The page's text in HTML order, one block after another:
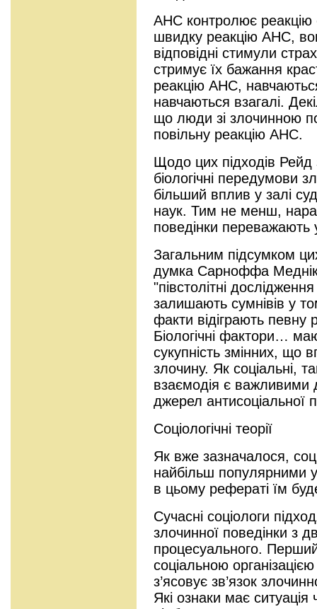
АНС контролює реакцію
швидку реакцію АНС,
відповідні стимули
стримує їх бажання
реакцію АНС,
навчаються взагалі.
що люди зі злочинною
повільну реакцію АНС.
Щодо цих підходів
біологічні передумови
більший вплив у залі
наук. Тим не менш,
поведінки переважають
Загальним підсумком
думка Сарноффа
"півстолітні
залишають сумнівів у
факти відіграють певну
Біологічні фактори…
сукупність змінних, що
злочину. Як соціальні,
взаємодія є важливими
джерел антисоціальної
Соціологічні теорії
Як вже зазначалося,
найбільш популярними у
в цьому рефераті їм
Сучасні соціологи
злочинної поведінки з
процесуального.
соціальною
з’ясовує зв’язок
Які ознаки має ситуація